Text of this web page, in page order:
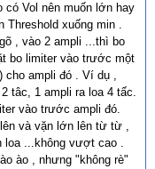
có Vol nên muốn lớn hay
Threshold xuống min .
, vào 2 ampli ...thì bo
bo limiter vào trước một
cho ampli đó . Ví dụ ,
tâc, 1 ampli ra loa 4 tấc.
vào trước ampli đó.
và vặn lớn lên từ từ ,
loa ...không vượt cao .
ào , nhưng "không rè"